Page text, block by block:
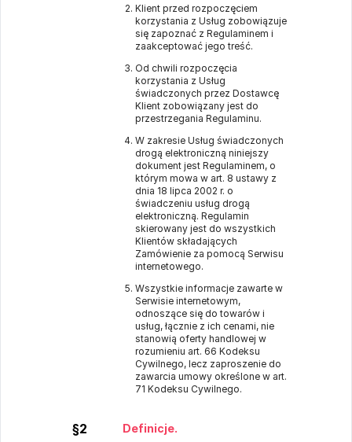
Klient przed rozpoczęciem
korzystania z Usług zobowiązuje
się zapoznać z Regulaminem i
zaakceptować jego treść.
Od chwili rozpoczęcia
korzystania z Usług
świadczonych przez Dostawcę
Klient zobowiązany jest do
przestrzegania Regulaminu.
W zakresie Usług świadczonych
drogą elektroniczną niniejszy
dokument jest Regulaminem, o
którym mowa w art. 8 ustawy z
dnia 18 lipca 2002 r. o
świadczeniu usług drogą
elektroniczną. Regulamin
skierowany jest do wszystkich
Klientów składających
Zamówienie za pomocą Serwisu
internetowego.
Wszystkie informacje zawarte w
Serwisie internetowym,
odnoszące się do towarów i
usług, łącznie z ich cenami, nie
stanowią oferty handlowej w
rozumieniu art. 66 Kodeksu
Cywilnego, lecz zaproszenie do
zawarcia umowy określone w art.
71 Kodeksu Cywilnego.
§2 Definicje.